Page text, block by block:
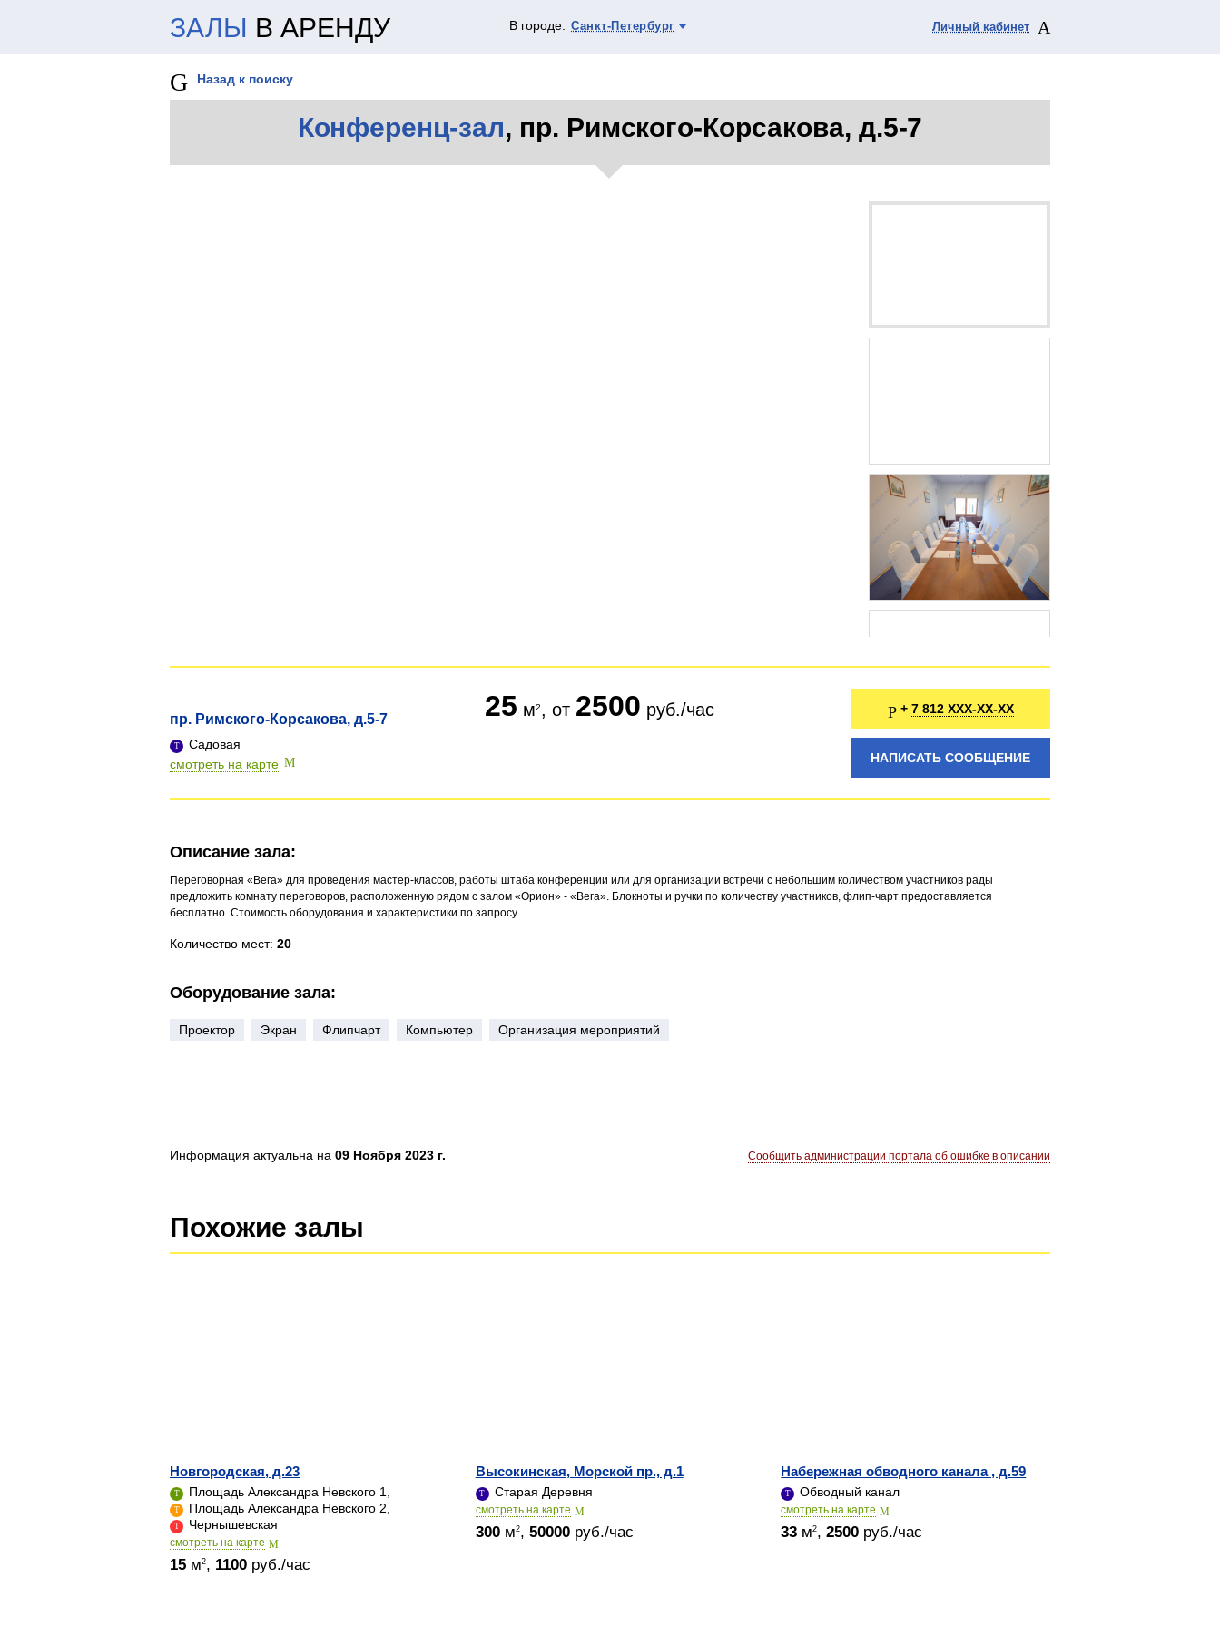
ЗАЛЫ В АРЕНДУ В городе: Санкт-Петербург Личный кабинет
Назад к поиску
Конференц-зал, пр. Римского-Корсакова, д.5-7
пр. Римского-Корсакова, д.5-7
Садовая
смотреть на карте
25 м , от 2500 руб./час + 7 812 XXX-XX-XX
НАПИСАТЬ СООБЩЕНИЕ
Описание зала:
Переговорная «Вега» для проведения мастер-классов, работы штаба конференции или для организации встречи с небольшим количеством участников рады
предложить комнату переговоров, расположенную рядом с залом «Орион» - «Вега». Блокноты и ручки по количеству участников, флип-чарт предоставляется
бесплатно. Стоимость оборудования и характеристики по запросу
Количество мест: 20
Оборудование зала:
Проектор Экран Флипчарт Компьютер Организация мероприятий
Сообщить администрации портала об ошибке в описании
Информация актуальна на 09 Ноября 2023 г.
Похожие залы
Новгородская, д.23
Площадь Александра Невского 1,
Площадь Александра Невского 2,
Чернышевская
cмотреть на карте
15 м2, 1100 руб./час
Высокинская, Морской пр., д.1
Старая Деревня
cмотреть на карте
300м2, 50000руб./час
Набережная обводного канала , д.59
Обводный канал
cмотреть на карте
33 м2,2500 руб./час